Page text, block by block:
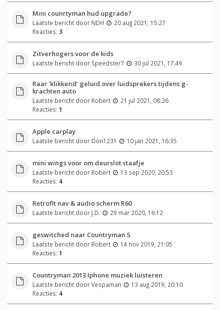
Mini counrtyman hud upgrade?
Laatste bericht door NDH
20 aug 2021, 15:27
Reacties: 3
Zitverhogers voor de kids
Laatste bericht door Speedster7 30 jul 2021, 17:49
Raar ‘klikkend’ geluid over luidsprekers tijdens g-
krachten auto
Laatste bericht door Robert
21 jul 2021, 08:26
Reacties: 1
Apple carplay
Laatste bericht door Don1231 10 jan 2021, 16:35
mini wings voor om deurslot staafje
Laatste bericht door Robert
13 sep 2020, 20:53
Reacties: 4
Retrofit nav & audio scherm R60
Laatste bericht door J.D. 29 mar 2020, 16:12
geswitched naar Countryman S
Laatste bericht door Robert
14 nov 2019, 21:05
Reacties: 1
Countryman 2013 Iphone muziek luisteren
Laatste bericht doorVespaman
13 aug 2019, 20:10
Reacties: 4